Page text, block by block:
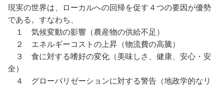
現実の世界は、ローカルへの回帰を促す４つの要因が優勢
である。すなわち、
１ 気候変動の影響（農産物の供給不足）
２ エネルギーコストの上昇（物流費の高騰）
３ 食に対する嗜好の変化（美味しさ、健康、安心・安
全）
４ グローバリゼーションに対する警告（地政学的なリ